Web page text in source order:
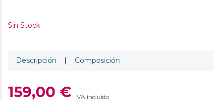
Sin Stock
Descripción | Composición
159,00 € IVA incluido